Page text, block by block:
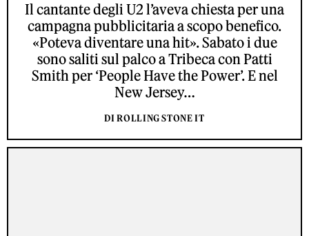
Il cantante degli U2 l’aveva chiesta per una
campagna pubblicitaria a scopo benefico.
«Poteva diventare una hit». Sabato i due
sono saliti sul palco a Tribeca con Patti
Smith per ‘People Have the Power’. E nel
New Jersey…
DI ROLLING STONE IT